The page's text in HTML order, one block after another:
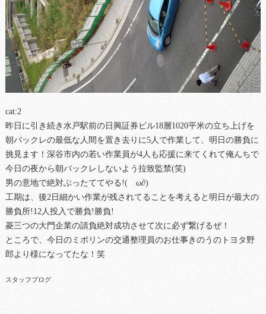
cat:2
昨日に引き続き水戸駅前の日興証券ビル18層1020平米の立ち上げを
朝バックレの最低な人間を置き去りに5人で作業して、明日の勝負に
挑見ます！深谷市内の若い作業員が4人も応援に来てくれて俺んちで
今日の夜から朝バックレしないよう拉致監禁(笑)
男の意地で絶対ぶったててやる!(ゝω∂)
工期は、後2日細かい作業が残されてることを考えると明日が最大の
勝負所!12人投入で勝負!勝負!
菱三つの大門企業の請負絶対成功させて次に必ず繋げるぜ！
ところで、今日のミポリンの交通整理員のお仕事きのうのトヨタ野
郎より様になってたな！笑
スタッフブログ